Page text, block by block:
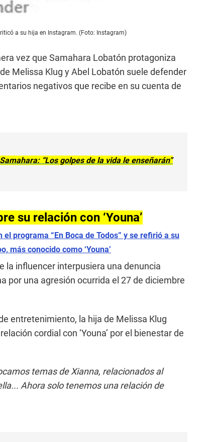
a su hija en Instagram. (Foto: Instagram)
vez que Samahara Lobatón protagoniza
Melissa Klug y Abel Lobatón suele defender
negativos que recibe en su cuenta de
“Los golpes de la vida le enseñarán”
su relación con ‘Youna’
programa “En Boca de Todos” y se refirió a su
más conocido como ‘Youna’
la influencer interpusiera una denuncia
por una agresión ocurrida el 27 de diciembre
entretenimiento, la hija de Melissa Klug
cordial con ‘Youna’ por el bienestar de
temas de Xianna, relacionados al
Ahora solo tenemos una relación de